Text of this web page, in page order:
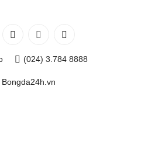
(024) 3.784 8888
Bongda24h.vn